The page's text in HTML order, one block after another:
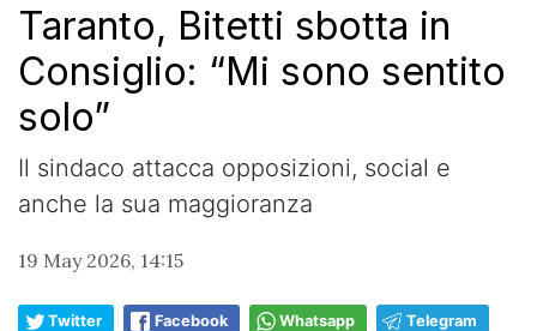
Taranto, Bitetti sbotta in
Consiglio: “Mi sono sentito
solo”
Il sindaco attacca opposizioni, social e
anche la sua maggioranza
19 May 2026, 14:15
Twitter Facebook Whatsapp Telegram